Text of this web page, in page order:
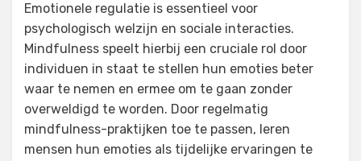
Emotionele regulatie is essentieel voor
psychologisch welzijn en sociale interacties.
Mindfulness speelt hierbij een cruciale rol door
individuen in staat te stellen hun emoties beter
waar te nemen en ermee om te gaan zonder
overweldigd te worden. Door regelmatig
mindfulness-praktijken toe te passen, leren
mensen hun emoties als tijdelijke ervaringen te